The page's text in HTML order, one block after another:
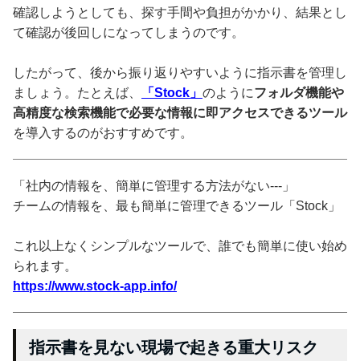
確認しようとしても、探す手間や負担がかかり、結果とし
て確認が後回しになってしまうのです。
したがって、後から振り返りやすいように指示書を管理し
ましょう。たとえば、
「Stock」 のようにフォルダ機能や
高精度な検索機能で必要な情報に即アクセスできるツール
を導入するのがおすすめです。
「社内の情報を、簡単に管理する方法がない---」
チームの情報を、最も簡単に管理できるツール「Stock」
これ以上なくシンプルなツールで、誰でも簡単に使い始め
られます。
https://www.stock-app.info/
指示書を見ない現場で起きる重大リスク